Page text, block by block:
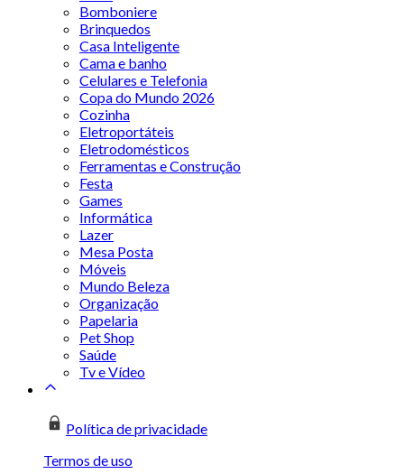
Bomboniere
Brinquedos
Casa Inteligente
Cama e banho
Celulares e Telefonia
Copa do Mundo 2026
Cozinha
Eletroportáteis
Eletrodomésticos
Ferramentas e Construção
Festa
Games
Informática
Lazer
Mesa Posta
Móveis
Mundo Beleza
Organização
Papelaria
Pet Shop
Saúde
Tv e Vídeo
Política de privacidade
Termos de uso